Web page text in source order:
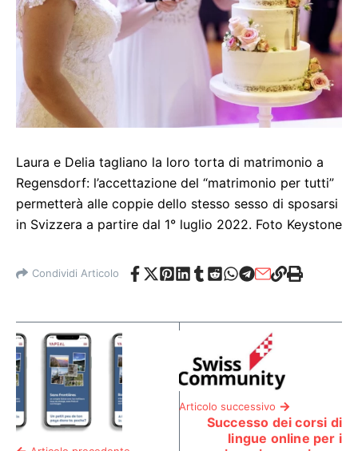
Laura e Delia tagliano la loro torta di matrimonio a
Regensdorf: l’accettazione del “matrimonio per tutti”
permetterà alle coppie dello stesso sesso di sposarsi
in Svizzera a partire dal 1° luglio 2022. Foto Keystone
Condividi Articolo
Articolo successivo
Successo dei corsi di
lingue online per i